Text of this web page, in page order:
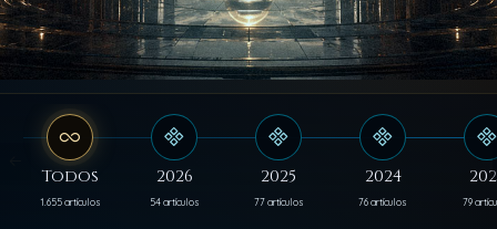
Todos
1.655 artículos
2026
54 artículos
2025
77 artículos
2024
76 artículos 79